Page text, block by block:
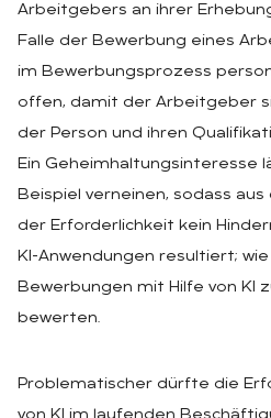
Arbeitgebers an ihrer
Falle der Bewerbung eines
im Bewerbungsprozess
offen, damit der Arbeitgeber
der Person und ihren
Ein Geheimhaltungsinteresse
Beispiel verneinen, sodass
der Erforderlichkeit kein
KI-Anwendungen resultiert;
Bewerbungen mit Hilfe von KI
bewerten.
Problematischer dürfte die